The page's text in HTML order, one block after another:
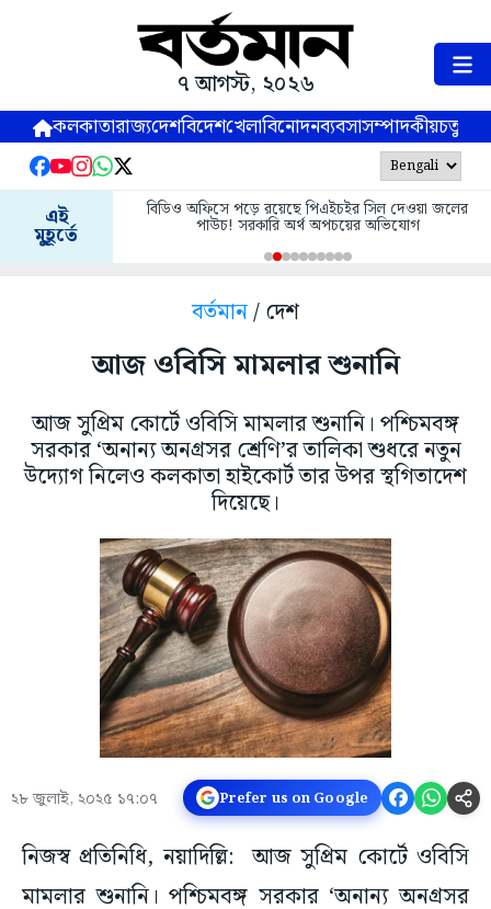
৭ আগস্ট, ২০২৬
কলকাতারাজ্যদেশবিদেশখেলাবিনোদনব্যবসাসম্পাদকীয়
এই
মুহূর্তে
বিডিও অফিসে পড়ে রয়েছে পিএইচইর সিল দেওয়া জলের
পাউচ! সরকারি অর্থ অপচয়ের অভিযোগ
বর্তমান/ দেশ
আজ ওবিসি মামলার শুনানি
আজ সুপ্রিম কোর্টে ওবিসি মামলার শুনানি। পশ্চিমবঙ্গ
সরকার ‘অনান্য অনগ্রসর শ্রেণি’র তালিকা শুধরে নতুন
উদ্যোগ নিলেও কলকাতা হাইকোর্ট তার উপর স্থগিতাদেশ
দিয়েছে।
২৮ জুলাই, ২০২৫ ১৭:০৭ Prefer us on Google
নিজস্ব প্রতিনিধি, নয়াদিল্লি: আজ সুপ্রিম কোর্টে ওবিসি
মামলার শুনানি। পশ্চিমবঙ্গ সরকার ‘অনান্য অনগ্রসর